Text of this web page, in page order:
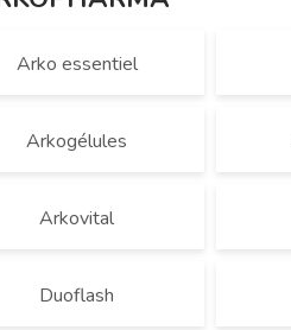
Arko essentiel
Arkogélules
Arkovital
Duoflash